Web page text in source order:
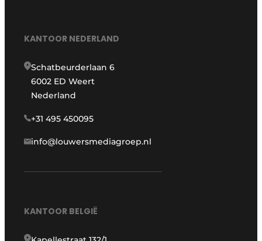
KANTOOR NEDERLAND
Schatbeurderlaan 6
6002 ED Weert
Nederland
+31 495 450095
info@louwersmediagroep.nl
KANTOOR BELGIË